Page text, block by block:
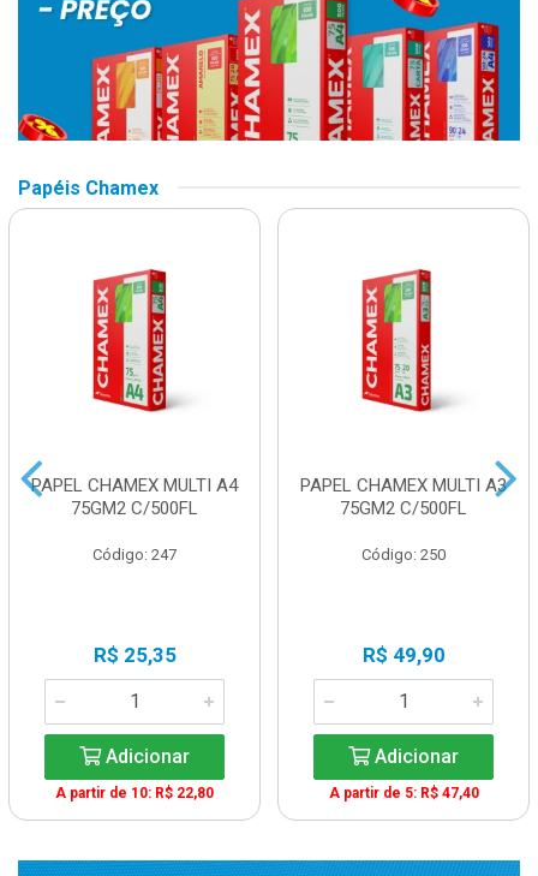
Papéis Chamex
PAPEL CHAMEX MULTI A4
75GM2 C/500FL
Código: 247
R$ 25,35
Adicionar
A partir de 10: R$ 22,80
PAPEL CHAMEX MULTI A3
75GM2 C/500FL
Código: 250
R$ 49,90
Adicionar
A partir de 5: R$ 47,40